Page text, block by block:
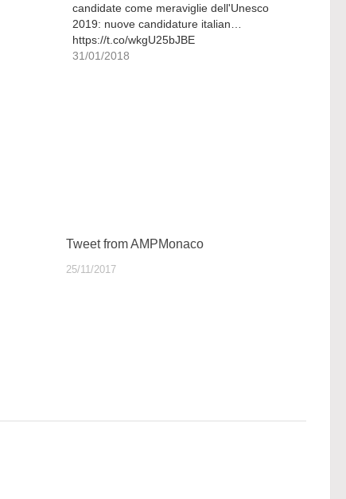
candidate come meraviglie dell'Unesco
2019: nuove candidature italian…
https://t.co/wkgU25bJBE
31/01/2018
Tweet from AMPMonaco
25/11/2017